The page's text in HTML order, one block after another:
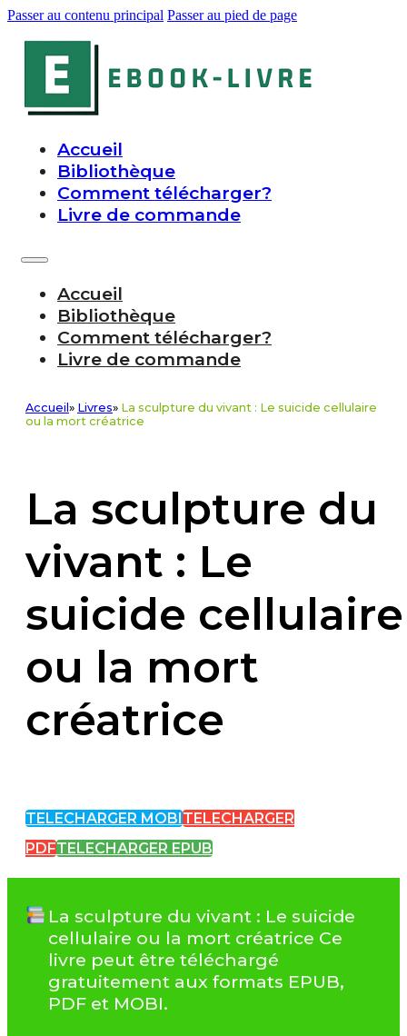
Passer au contenu principal Passer au pied de page
Accueil
Bibliothèque
Comment télécharger?
Livre de commande
Accueil
Bibliothèque
Comment télécharger?
Livre de commande
Accueil » Livres» La sculpture du vivant : Le suicide cellulaire
ou la mort créatrice
La sculpture du
vivant : Le
suicide cellulaire
ou la mort
créatrice
TELECHARGER MOBI TELECHARGER
PDFTELECHARGER EPUB
La sculpture du vivant : Le suicide
cellulaire ou la mort créatrice Ce
livre peut être téléchargé
gratuitement aux formats EPUB,
PDF et MOBI.